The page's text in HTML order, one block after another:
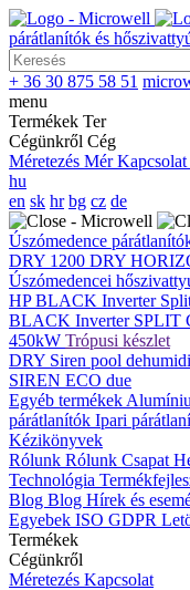
párátlanítók és
+ 36 30 875 58 51
menu
Termékek Ter
Cégünkről Cég
Méretezés Mér Kapcsolat
hu
en sk hr bg cz de
Úszómedence
DRY 1200 DRY
Úszómedencei
HP BLACK Inverter
BLACK Inverter SPLIT
450kW Trópusi készlet
DRY Siren pool
SIREN ECO due
Egyéb termékek
párátlanítók Ipari
Kézikönyvek
Rólunk Rólunk Csapat
Technológia
Blog Blog Hírek és
Egyebek ISO GDPR
Termékek
Cégünkről
Méretezés Kapcsolat